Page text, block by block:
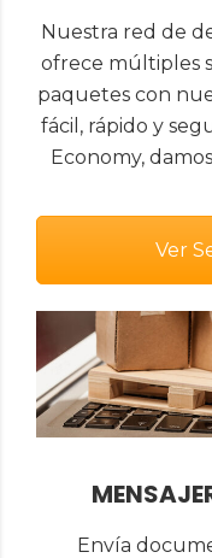
Nuestra red de
ofrece múltiples
paquetes con
fácil, rápido y
Economy,
Ver
Envía